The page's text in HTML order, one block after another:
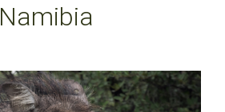
Namibia